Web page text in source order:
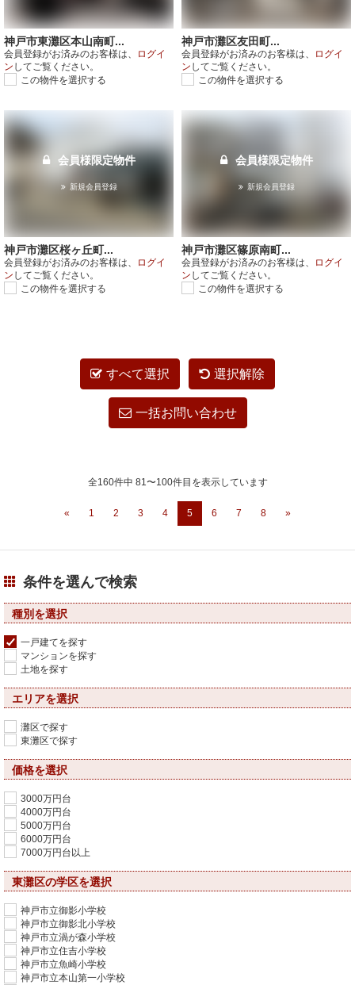
神戸市東灘区本山南町...
会員登録がお済みのお客様は、
ログイ
ン してご覧ください。
この物件を選択する
神戸市灘区友田町...
会員登録がお済みのお客様は、
ログイ
ン してご覧ください。
この物件を選択する
会員様限定物件
新規会員登録
神戸市灘区桜ヶ丘町...
会員登録がお済みのお客様は、
ログイ
ン してご覧ください。
この物件を選択する
会員様限定物件
新規会員登録
神戸市灘区篠原南町...
会員登録がお済みのお客様は、
ログイ
ン してご覧ください。
この物件を選択する
すべて選択 選択解除
一括お問い合わせ
全160件中 81〜100件目を表示しています
« 1 2 3 4 5 6 7 8 »
条件を選んで検索
種別を選択
一戸建てを探す
マンションを探す
土地を探す
エリアを選択
灘区で探す
東灘区で探す
価格を選択
3000万円台
4000万円台
5000万円台
6000万円台
7000万円台以上
東灘区の学区を選択
神戸市立御影小学校
神戸市立御影北小学校
神戸市立渦が森小学校
神戸市立住吉小学校
神戸市立魚崎小学校
神戸市立本山第一小学校